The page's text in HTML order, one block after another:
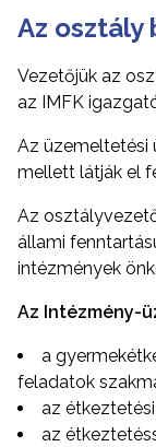
Az osztály
Vezetőjük az
az IMFK
Az üzemeltetési
mellett látják el
Az
állami
intézmények
Az Intézmény-
a
feladatok
az
az